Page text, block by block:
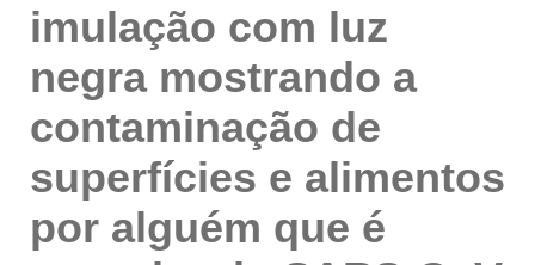
imulação com luz
negra mostrando a
contaminação de
superfícies e alimentos
por alguém que é